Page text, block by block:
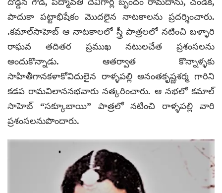
పాదుకా పట్టాభిషేకం మొదలైన నాటకాలను ప్రదర్శించారు.
.కమాల్‌సాహెబ్ ఆ నాటకాలలో స్త్రీ పాత్రలలో నటించి బళ్ళారి
రాఘవ తదితర ప్రముఖ నటులచేత ప్రశంసలను
అందుకొన్నాడు. ఆతర్వాత కొన్నాళ్ళకు
సాహితీగానకళాకోవిదులైన రాళ్ళపల్లి అనంతకృష్ణశర్మ గారిని
కడప రామవిలాననభవారు నత్కరించారు. ఆ నభలో కమాల్
సాహెబ్ “సక్కూబాయి” పాత్రలో నటించి రాళ్ళపల్లి వారి
ప్రశంసలనుపొందారు.